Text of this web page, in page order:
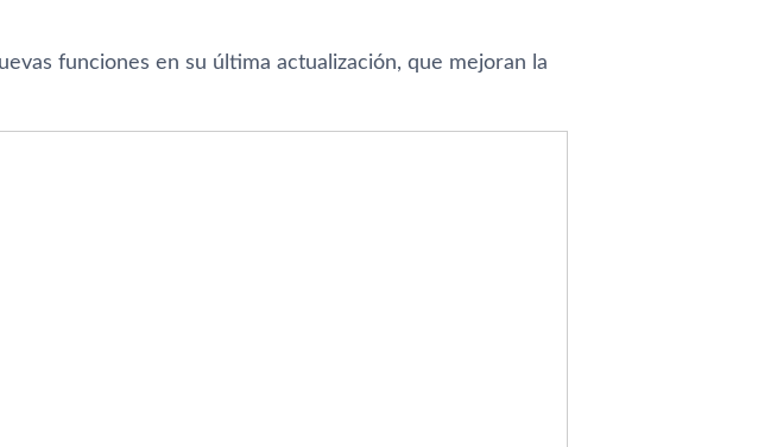
funciones en su última actualización, que mejoran la